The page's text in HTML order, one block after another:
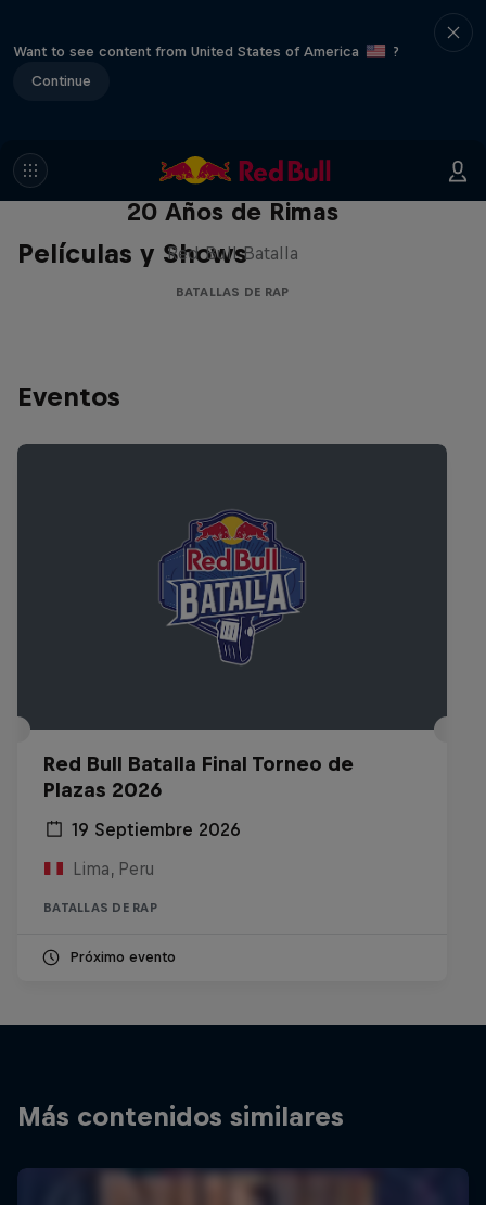
Want to see content from United States of America
?
Continue
Películas y Shows
Red Bull Batalla Nueva Historia:
20 Años de Rimas
Red Bull Batalla
BATALLAS DE RAP
Eventos
Red Bull Batalla Final Torneo de
Plazas 2026
19 Septiembre 2026
Lima, Peru
BATALLAS DE RAP
Próximo evento
Más contenidos similares